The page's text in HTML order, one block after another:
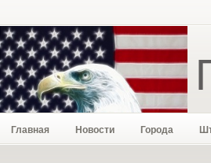
Главная Новости Города